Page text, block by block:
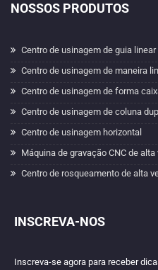
NOSSOS PRODUTOS
Centro de usinagem de guia linear
Centro de usinagem de maneira
Centro de usinagem de forma
Centro de usinagem de coluna
Centro de usinagem horizontal
Máquina de gravação CNC de
Centro de rosqueamento de alta
INSCREVA-NOS
Inscreva-se agora para receber